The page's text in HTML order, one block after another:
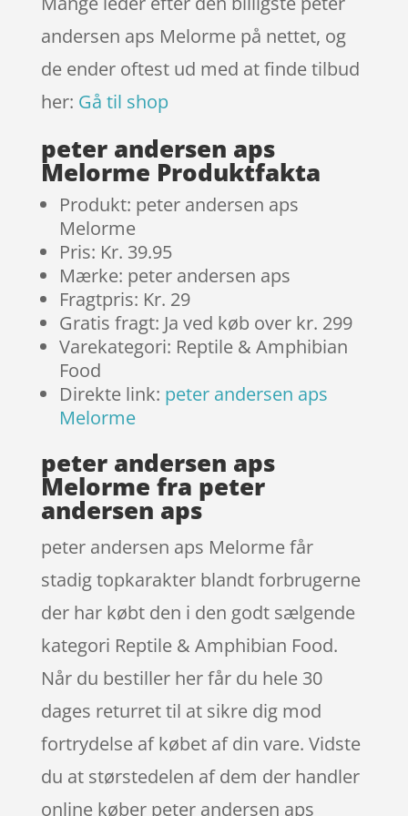
andersen aps Melorme på nettet, og
de ender oftest ud med at finde tilbud
her: Gå til shop
peter andersen aps
Melorme Produktfakta
Produkt: peter andersen aps
Melorme
Pris: Kr. 39.95
Mærke: peter andersen aps
Fragtpris: Kr. 29
Gratis fragt: Ja ved køb over kr. 299
Varekategori: Reptile & Amphibian
Food
Direkte link: peter andersen aps
Melorme
peter andersen aps
Melorme fra peter
andersen aps
peter andersen aps Melorme får
stadig topkarakter blandt forbrugerne
der har købt den i den godt sælgende
kategori Reptile & Amphibian Food.
Når du bestiller her får du hele 30
dages returret til at sikre dig mod
fortrydelse af købet af din vare. Vidste
du at størstedelen af dem der handler
online køber peter andersen aps